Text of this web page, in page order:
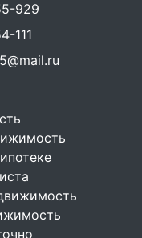
929
111